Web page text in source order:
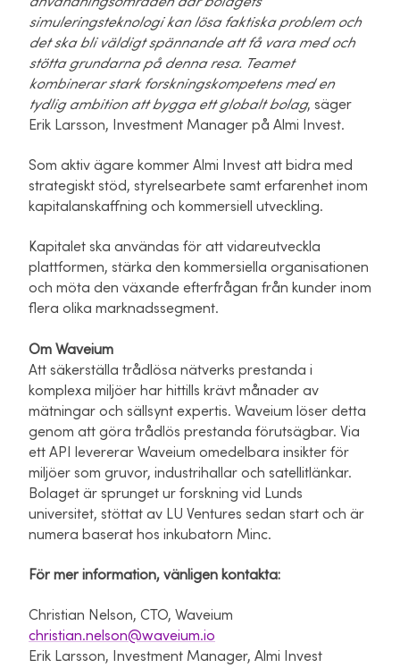
simuleringsteknologi kan lösa faktiska problem och
det ska bli väldigt spännande att få vara med och
stötta grundarna på denna resa. Teamet
kombinerar stark forskningskompetens med en
tydlig ambition att bygga ett globalt bolag, säger
Erik Larsson, Investment Manager på Almi Invest.
Som aktiv ägare kommer Almi Invest att bidra med
strategiskt stöd, styrelsearbete samt erfarenhet inom
kapitalanskaffning och kommersiell utveckling.
Kapitalet ska användas för att vidareutveckla
plattformen, stärka den kommersiella organisationen
och möta den växande efterfrågan från kunder inom
flera olika marknadssegment.
Om Waveium
Att säkerställa trådlösa nätverks prestanda i
komplexa miljöer har hittills krävt månader av
mätningar och sällsynt expertis. Waveium löser detta
genom att göra trådlös prestanda förutsägbar. Via
ett API levererar Waveium omedelbara insikter för
miljöer som gruvor, industrihallar och satellitlänkar.
Bolaget är sprunget ur forskning vid Lunds
universitet, stöttat av LU Ventures sedan start och är
numera baserat hos inkubatorn Minc.
För mer information, vänligen kontakta:
Christian Nelson, CTO, Waveium
christian.nelson@waveium.io
Erik Larsson, Investment Manager, Almi Invest